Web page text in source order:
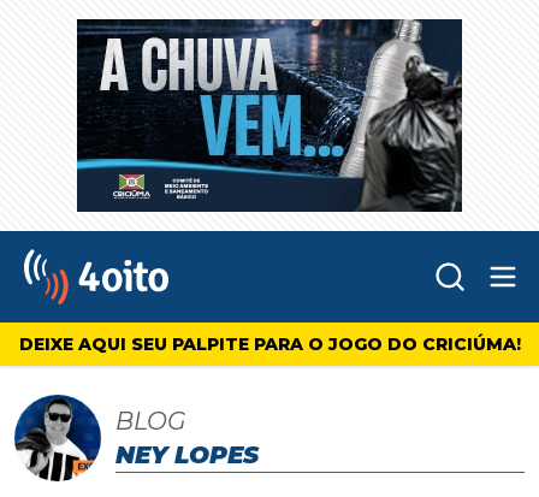
4oito
DEIXE AQUI SEU PALPITE PARA O JOGO DO CRICIÚMA!
BLOG
NEY LOPES